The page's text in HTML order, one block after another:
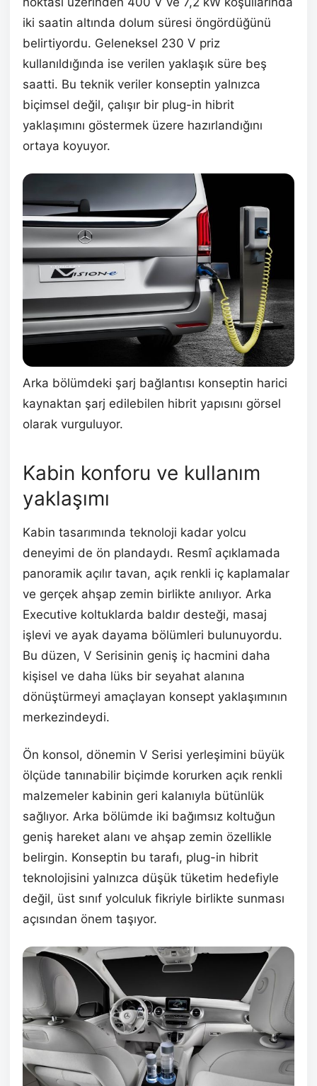
iki saatin altında dolum süresi öngördüğünü
belirtiyordu. Geleneksel 230 V priz
kullanıldığında ise verilen yaklaşık süre beş
saatti. Bu teknik veriler konseptin yalnızca
biçimsel değil, çalışır bir plug-in hibrit
yaklaşımını göstermek üzere hazırlandığını
ortaya koyuyor.
Arka bölümdeki şarj bağlantısı konseptin harici
kaynaktan şarj edilebilen hibrit yapısını görsel
olarak vurguluyor.
Kabin konforu ve kullanım
yaklaşımı
Kabin tasarımında teknoloji kadar yolcu
deneyimi de ön plandaydı. Resmî açıklamada
panoramik açılır tavan, açık renkli iç kaplamalar
ve gerçek ahşap zemin birlikte anılıyor. Arka
Executive koltuklarda baldır desteği, masaj
işlevi ve ayak dayama bölümleri bulunuyordu.
Bu düzen, V Serisinin geniş iç hacmini daha
kişisel ve daha lüks bir seyahat alanına
dönüştürmeyi amaçlayan konsept yaklaşımının
merkezindeydi.
Ön konsol, dönemin V Serisi yerleşimini büyük
ölçüde tanınabilir biçimde korurken açık renkli
malzemeler kabinin geri kalanıyla bütünlük
sağlıyor. Arka bölümde iki bağımsız koltuğun
geniş hareket alanı ve ahşap zemin özellikle
belirgin. Konseptin bu tarafı, plug-in hibrit
teknolojisini yalnızca düşük tüketim hedefiyle
değil, üst sınıf yolculuk fikriyle birlikte sunması
açısından önem taşıyor.